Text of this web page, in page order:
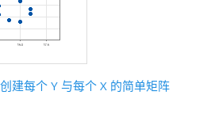
创建每个 Y 与每个 X 的简单矩阵